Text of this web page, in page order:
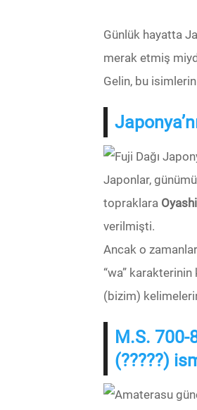
Günlük hayatta
merak etmiş
Gelin, bu isimlerin
Japonlar,
topraklara
verilmişti.
Ancak o
“wa” karakterinin
(bizim)
M.S. 700-
(?????)